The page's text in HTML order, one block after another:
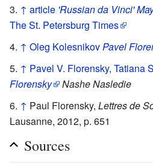
↑ article 'Russian da Vinci'
The St. Petersburg Times
↑ Oleg Kolesnikov Pavel
↑ Pavel V. Florensky, Tatiana
Florensky
Nashe Nasledie
↑ Paul Florensky, Lettres de
Lausanne, 2012, p. 651
Sources